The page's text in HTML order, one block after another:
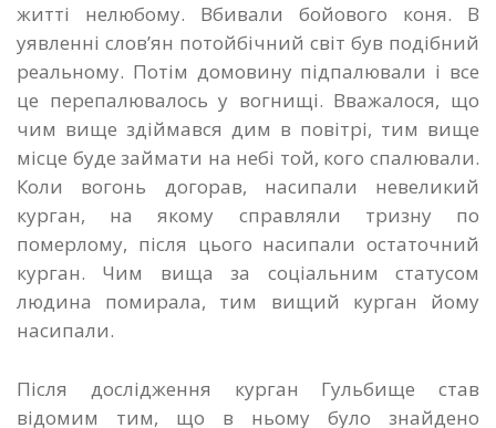
житті нелюбому. Вбивали бойового коня. В
уявленні слов’ян потойбічний світ був подібний
реальному. Потім домовину підпалювали і все
це перепалювалось у вогнищі. Вважалося, що
чим вище здіймався дим в повітрі, тим вище
місце буде займати на небі той, кого спалювали.
Коли вогонь догорав, насипали невеликий
курган, на якому справляли тризну по
померлому, після цього насипали остаточний
курган. Чим вища за соціальним статусом
людина помирала, тим вищий курган йому
насипали.
Після дослідження курган Гульбище став
відомим тим, що в ньому було знайдено